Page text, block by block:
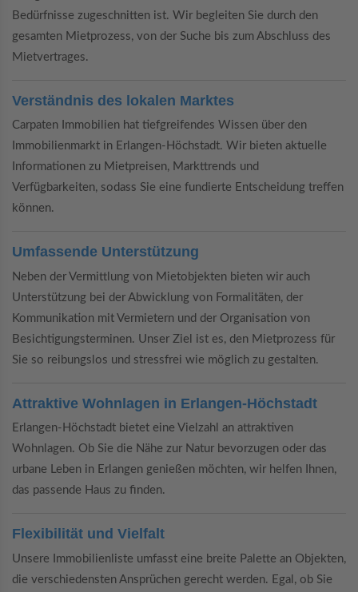
Bedürfnisse zugeschnitten ist. Wir begleiten Sie durch den
gesamten Mietprozess, von der Suche bis zum Abschluss des
Mietvertrages.
Verständnis des lokalen Marktes
Carpaten Immobilien hat tiefgreifendes Wissen über den
Immobilienmarkt in Erlangen-Höchstadt. Wir bieten aktuelle
Informationen zu Mietpreisen, Markttrends und
Verfügbarkeiten, sodass Sie eine fundierte Entscheidung treffen
können.
Umfassende Unterstützung
Neben der Vermittlung von Mietobjekten bieten wir auch
Unterstützung bei der Abwicklung von Formalitäten, der
Kommunikation mit Vermietern und der Organisation von
Besichtigungsterminen. Unser Ziel ist es, den Mietprozess für
Sie so reibungslos und stressfrei wie möglich zu gestalten.
Attraktive Wohnlagen in Erlangen-Höchstadt
Erlangen-Höchstadt bietet eine Vielzahl an attraktiven
Wohnlagen. Ob Sie die Nähe zur Natur bevorzugen oder das
urbane Leben in Erlangen genießen möchten, wir helfen Ihnen,
das passende Haus zu finden.
Flexibilität und Vielfalt
Unsere Immobilienliste umfasst eine breite Palette an Objekten,
die verschiedensten Ansprüchen gerecht werden. Egal, ob Sie